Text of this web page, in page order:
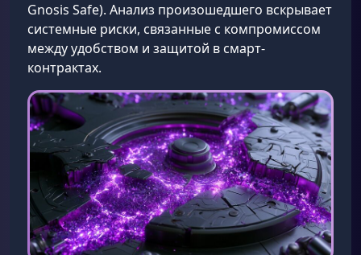
Gnosis Safe). Анализ произошедшего вскрывает
системные риски, связанные с компромиссом
между удобством и защитой в смарт-
контрактах.